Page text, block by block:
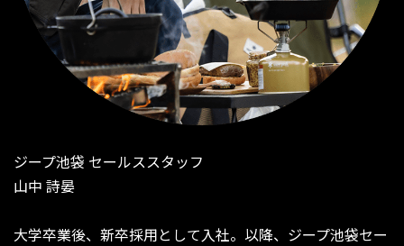
ジープ池袋 セールススタッフ
山中 詩晏
大学卒業後、新卒採用として入社。以降、ジープ池袋セー